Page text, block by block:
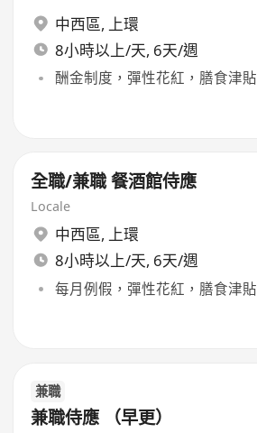
中西區, 上環
8小時以上/天, 6天/週
酬金制度，彈性花紅，膳食津貼
全職/兼職 餐酒館侍應
Locale
中西區, 上環
8小時以上/天, 6天/週
每月例假，彈性花紅，膳食津貼
兼職
兼職侍應 （早更）